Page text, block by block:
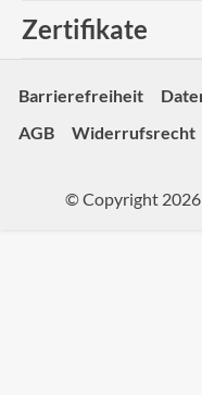
Zertifikate
Barrierefreiheit
AGB
Widerrufsrecht
© Copyright